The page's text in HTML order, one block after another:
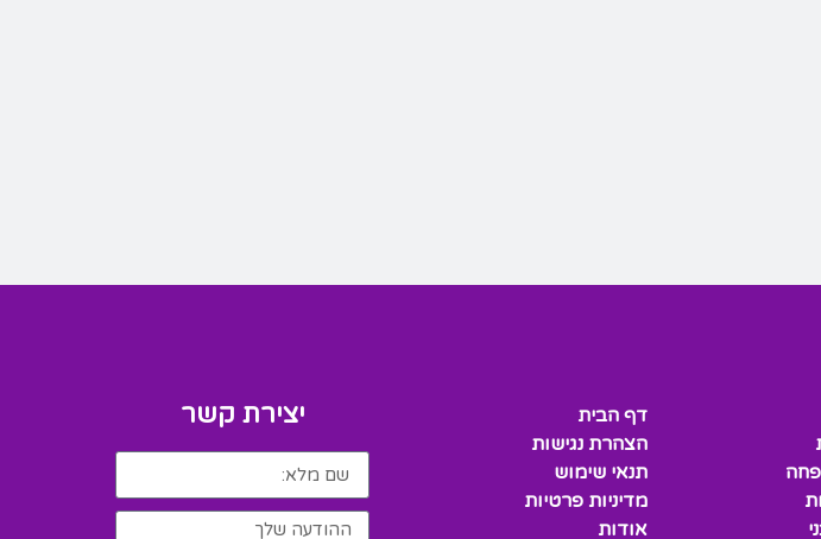
דף הבית
הצהרת נגישות
תנאי שימוש
מדיניות פרטיות
אודות
יצירת קשר